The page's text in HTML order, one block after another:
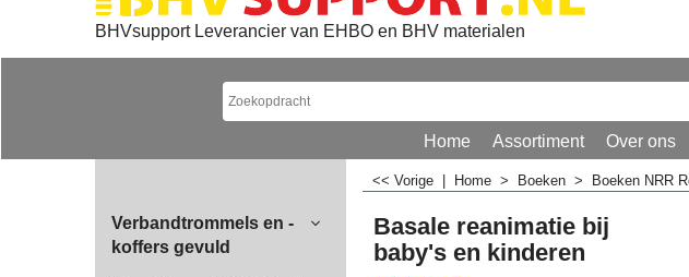
BHVsupport Leverancier van EHBO en BHV materialen
Home Assortiment Over ons
Verbandtrommels en -
koffers gevuld
<< Vorige Home > Boeken > Boeken NRR
Basale reanimatie bij
baby's en kinderen